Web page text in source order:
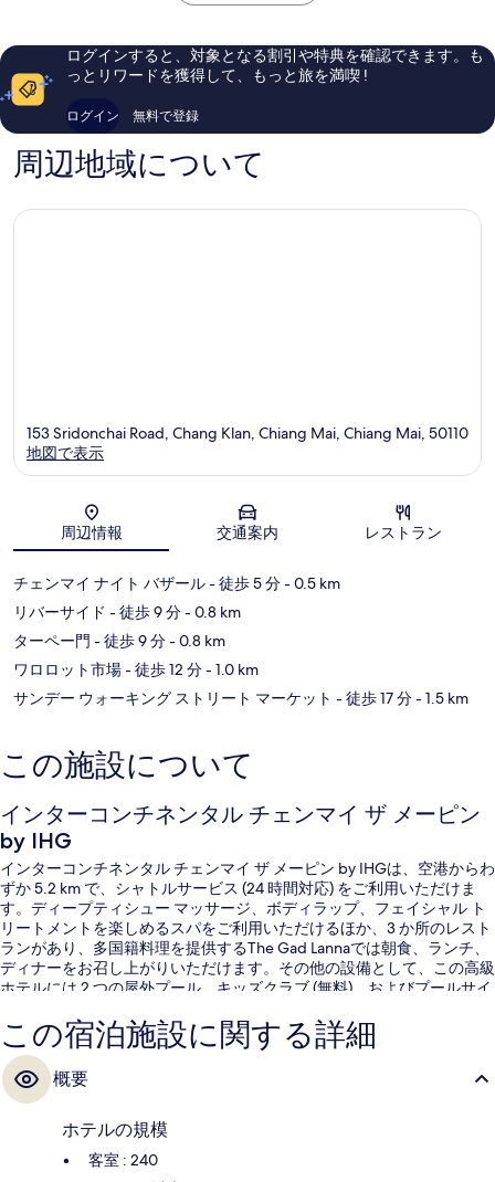
真
を
表
示
す
ラ
い、
コ
ミ
件
の
コ
い、
口
口
ログインすると、対象となる割引や特典を確認できます。も
っとリワードを獲得して、もっと旅を満喫 !
ログイン 無料で登録
周辺地域について
地図
153 Sridonchai Road, Chang Klan, Chiang Mai, Chiang Mai, 50110
地図で表示
周辺情報 交通案内 レストラン
チェンマイ ナイト バザール- 徒歩 5 分- 0.5 km
リバーサイド - 徒歩 9 分- 0.8 km
ターペー門 - 徒歩 9 分- 0.8 km
ワロロット市場- 徒歩 12 分- 1.0 km
サンデー ウォーキング ストリート マーケット - 徒歩 17 分- 1.5 km
この施設について
インターコンチネンタル チェンマイ ザ メーピン
by IHG
インターコンチネンタル チェンマイ ザ メーピン by IHGは、空港からわ
ずか 5.2 km で、シャトルサービス (24 時間対応) をご利用いただけま
す。ディープティシュー マッサージ、ボディラップ、フェイシャル ト
リートメントを楽しめるスパをご利用いただけるほか、3 か所のレスト
ランがあり、多国籍料理を提供するThe Gad Lannaでは朝食、ランチ、
ディナーをお召し上がりいただけます。その他の設備として、この高級
ホテルには 2 つの屋外プール、キッズクラブ (無料)、およびプールサイ
この宿泊施設に関する詳細
概要
ホテルの規模
客室 : 240